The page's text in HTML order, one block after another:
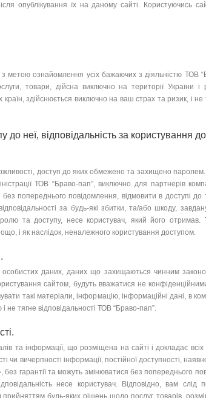
опублікування їх на даному сайті. Користуючись
ознайомлення усіх бажаючих з діяльністю ТОВ
товари, дійсна виключно на території України і
здійснюється виключно на ваш страх та ризик, і не
неї, відповідальність за користування
доступ до яких обмежено та захищено паролем.
ТОВ “Браво-пап”, виключно для партнерів
попереднього повідомлення, відмовити в доступі до
за будь-які збитки, та/або шкоду,
та доступу, несе користувач, який його
і як наслідок, неналежного користування доступом.
даних, даних що захищаються чинним
сайтом, будуть вважатися не
такі матеріали, інформацію, інформаційні дані, в
не тягне відповідальності ТОВ “Браво-пап”.
та інформації, що розміщена на сайті і докладає всіх
чи вичерпності інформації, постійної доступності,
гарантії та можуть змінюватися без попереднього
несе користувач. Відповідно, вам слід
прийняттям будь-яких рішень щодо послуг, товарів,